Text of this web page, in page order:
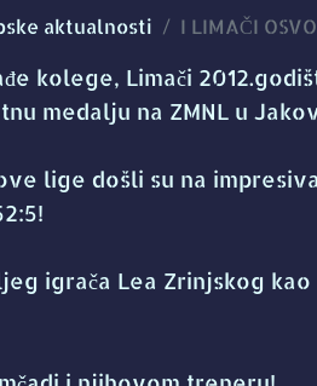
aktualnosti I LIMAČI
kolege, Limači
medalju na ZMNL u
lige došli su na
igrača Lea Zrinjskog